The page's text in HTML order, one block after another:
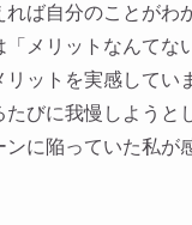
れば自分のことがわ
「メリットなんてな
リットを実感してい
たびに我慢しようと
ンに陥っていた私が